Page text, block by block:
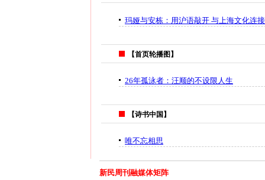
玛娅与安栋：用沪语敲开 与上海文化连
【首页轮播图】
26年孤泳者：汪顺的不设限人生
【诗书中国】
唯不忘相思
新民周刊融媒体矩阵